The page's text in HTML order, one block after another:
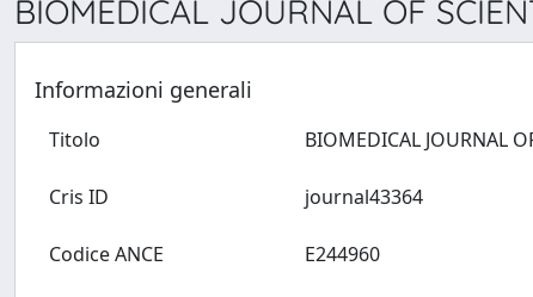
BIOMEDICAL JOURNAL OF
Informazioni generali
Titolo
Cris ID
Codice ANCE